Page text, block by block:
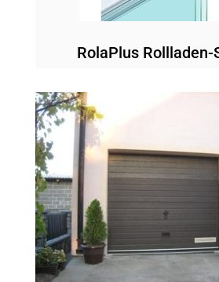
RolaPlus Rollladen-